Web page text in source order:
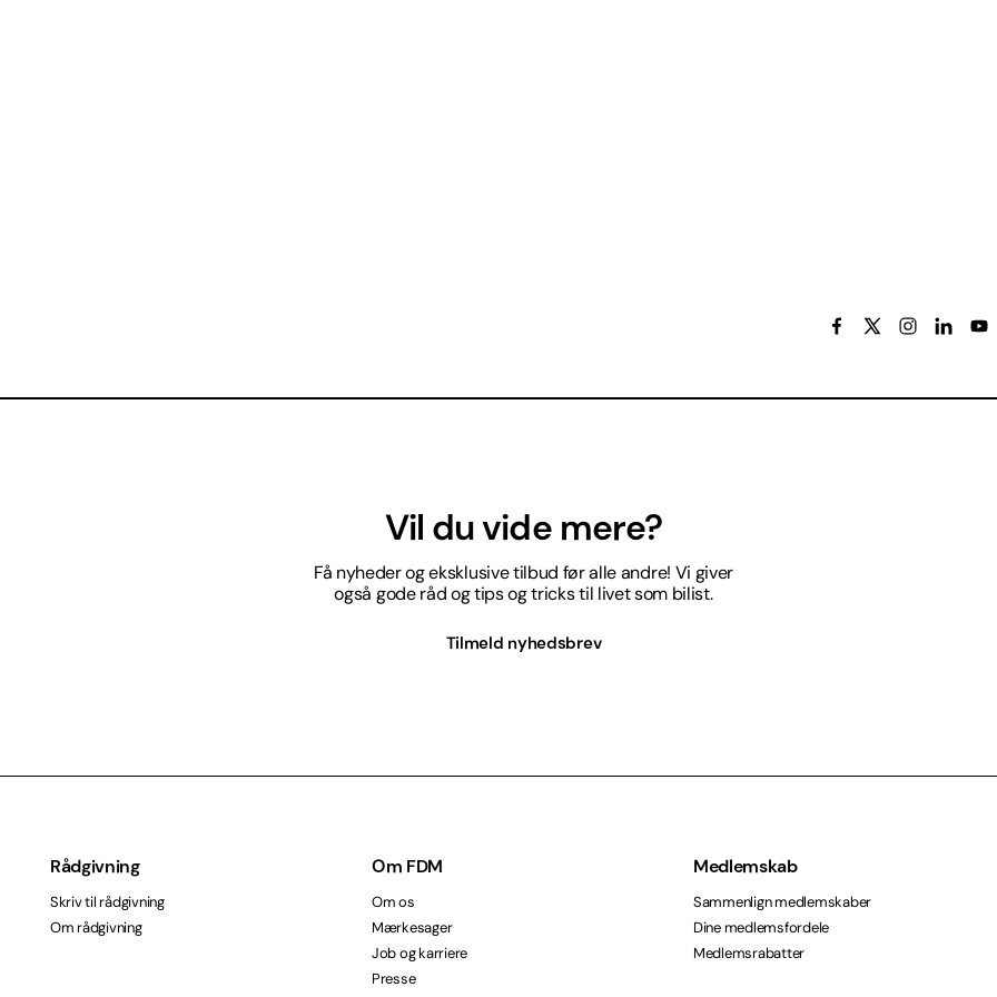
Vil du vide mere?
Få nyheder og eksklusive tilbud før alle andre! Vi giver
også gode råd og tips og tricks til livet som bilist.
Tilmeld nyhedsbrev
Rådgivning
Skriv til rådgivning
Om rådgivning
Om FDM
Om os
Mærkesager
Job og karriere
Presse
Medlemskab
Sammenlign medlemskaber
Dine medlemsfordele
Medlemsrabatter